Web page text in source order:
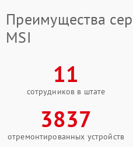
Преимущества
MSI
11
сотрудников в штате
3837
отремонтированных устройств